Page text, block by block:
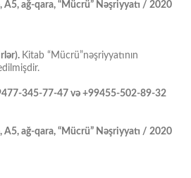
ağ-qara, “Mücrü” Nəşriyyatı / 2020
Kitab “Mücrü”nəşriyyatının
345-77-47 və +99455-502-89-32
ağ-qara, “Mücrü” Nəşriyyatı / 2020